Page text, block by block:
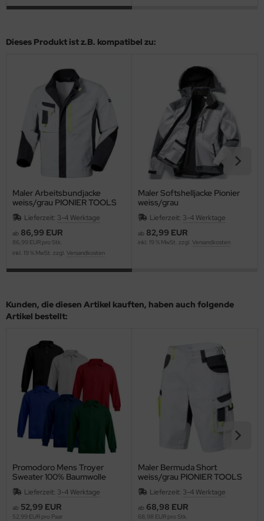
Dieses Produkt ist z.B. kompatibel zu:
Maler Arbeitsbundjacke
weiss/grau PIONIER TOOLS
Lieferzeit: 3-4 Werktage
ab 86,99 EUR
86,99 EUR pro Stk.
inkl. 19 % MwSt. zzgl. Versandkosten
Maler Softshelljacke Pionier
weiss/grau
Lieferzeit: 3-4 Werktage
ab 82,99 EUR
inkl. 19 % MwSt. zzgl. Versandkosten
Kunden, die diesen Artikel kauften, haben auch folgende
Artikel bestellt:
Promodoro Mens Troyer
Sweater 100% Baumwolle
Lieferzeit: 3-4 Werktage
ab 52,99 EUR
52,99 EUR pro Paar
Maler Bermuda Short
weiss/grau PIONIER TOOLS
Lieferzeit: 3-4 Werktage
ab 68,98 EUR
68,98 EUR pro Stk.